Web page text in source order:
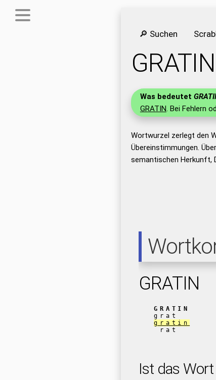
🔎 Suchen
GRATIN
Was bedeutet
GRATIN. Bei Fehlern
Wortwurzel zerlegt den
Übereinstimmungen.
semantischen Herkunft,
GRATIN
GRATIN
grat
gratin
rat
Ist das Wort